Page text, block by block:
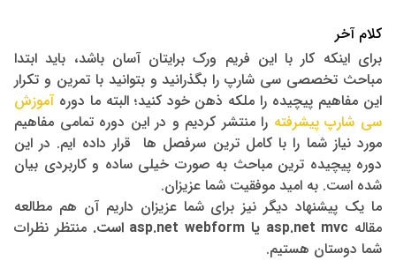
کلام آخر
برای اینکه کار با این فریم ورک برایتان آسان باشد، باید ابتدا
مباحث تخصصی سی شارپ را بگذرانید و بتوانید با تمرین و تکرار
این مفاهیم پیچیده را ملکه ذهن خود کنید؛ البته ما دوره آموزش
سی شارپ پیشرفته را منتشر کردیم و در این دوره تمامی مفاهیم
مورد نیاز شما را با کامل ترین سرفصل ها قرار داده ایم. در این
دوره پیچیده ترین مباحث به صورت خیلی ساده و کاربردی بیان
شده است. به امید موفقیت شما عزیزان.
ما یک پیشنهاد دیگر نیز برای شما عزیزان داریم آن هم مطالعه
مقاله asp.net mvc یا asp.net webform است. منتظر نظرات
شما دوستان هستیم.